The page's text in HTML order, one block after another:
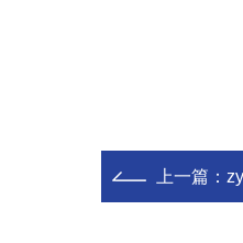
上一篇：